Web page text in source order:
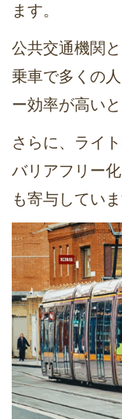
ます。
公共交通機関
乗車で多くの
ー効率が高い
さらに、ライ
バリアフリー
も寄与していま